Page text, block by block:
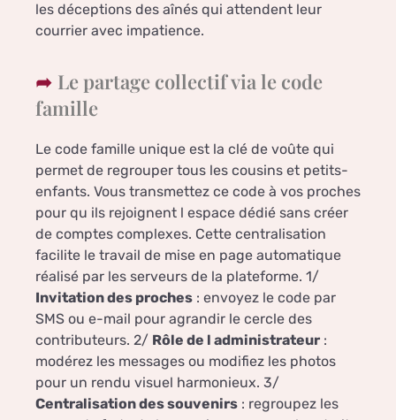
les déceptions des aînés qui attendent leur
courrier avec impatience.
Le partage collectif via le code
famille
Le code famille unique est la clé de voûte qui
permet de regrouper tous les cousins et petits-
enfants. Vous transmettez ce code à vos proches
pour qu ils rejoignent l espace dédié sans créer
de comptes complexes. Cette centralisation
facilite le travail de mise en page automatique
réalisé par les serveurs de la plateforme. 1/
Invitation des proches : envoyez le code par
SMS ou e-mail pour agrandir le cercle des
contributeurs. 2/ Rôle de l administrateur :
modérez les messages ou modifiez les photos
pour un rendu visuel harmonieux. 3/
Centralisation des souvenirs : regroupez les